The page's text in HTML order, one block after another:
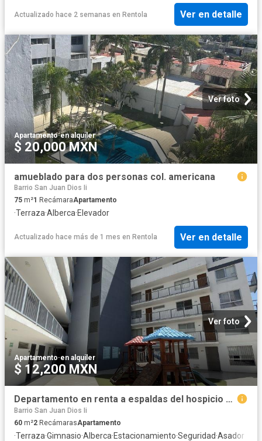
Actualizado hace 2 semanas en Rentola Ver en detalle
Ver foto
Apartamento·en alquiler
$ 20,000 MXN
amueblado para dos personas col. americana
Barrio San Juan Dios Ii
75 m²1 RecámaraApartamento
·Terraza·Alberca·Elevador
Actualizado hace más de 1 mes en Rentola Ver en detalle
Ver foto
Apartamento·en alquiler
$ 12,200 MXN
Departamento en renta a espaldas del hospicio cabañas
Barrio San Juan Dios Ii
60 m²2 RecámarasApartamento
·Terraza·Gimnasio·Alberca·Estacionamiento·Seguridad·Asador